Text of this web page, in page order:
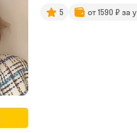
5 от 1590 ₽ за